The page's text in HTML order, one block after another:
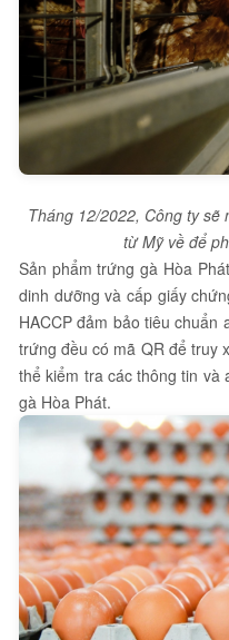
Tháng 12/2022, Công ty sẽ
từ Mỹ về để
Sản phẩm trứng gà Hòa
dinh dưỡng và cấp giấy
HACCP đảm bảo tiêu
trứng đều có mã QR để truy
thể kiểm tra các thông tin
gà Hòa Phát.